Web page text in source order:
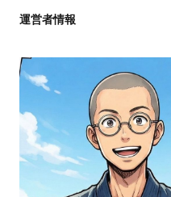
運営者情報